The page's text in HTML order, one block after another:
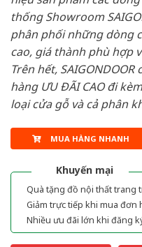
thống Showroom
phân phối những dòng
cao, giá thành phù hợp
Trên hết,
hàng ƯU ĐÃI CAO đi
loại cửa gỗ và cả phân
MUA HÀNG NHANH
Khuyến mại
Quà tặng đồ nội thất trang
Giảm trực tiếp khi mua đơn
Nhiều ưu đãi lớn khi đăng